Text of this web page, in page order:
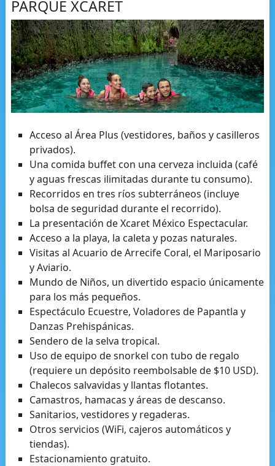
PARQUE XCARET
Acceso al Área Plus (vestidores, baños y casilleros
privados).
Una comida buffet con una cerveza incluida (café
y aguas frescas ilimitadas durante tu consumo).
Recorridos en tres ríos subterráneos (incluye
bolsa de seguridad durante el recorrido).
La presentación de Xcaret México Espectacular.
Acceso a la playa, la caleta y pozas naturales.
Visitas al Acuario de Arrecife Coral, el Mariposario
y Aviario.
Mundo de Niños, un divertido espacio únicamente
para los más pequeños.
Espectáculo Ecuestre, Voladores de Papantla y
Danzas Prehispánicas.
Sendero de la selva tropical.
Uso de equipo de snorkel con tubo de regalo
(requiere un depósito reembolsable de $10 USD).
Chalecos salvavidas y llantas flotantes.
Camastros, hamacas y áreas de descanso.
Sanitarios, vestidores y regaderas.
Otros servicios (WiFi, cajeros automáticos y
tiendas).
Estacionamiento gratuito.